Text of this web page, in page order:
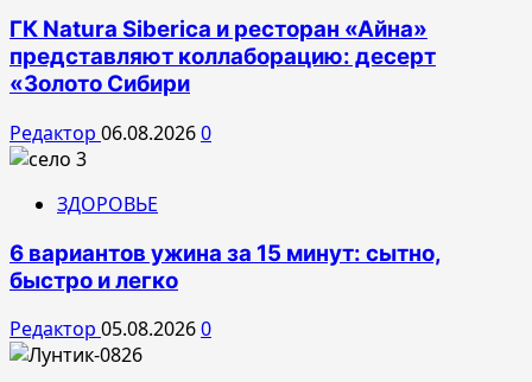
ГК Natura Siberica и ресторан «Айна»
представляют коллаборацию: десерт
«Золото Сибири
Редактор 06.08.20260
ЗДОРОВЬЕ
6 вариантов ужина за 15 минут: сытно,
быстро и легко
Редактор 05.08.20260